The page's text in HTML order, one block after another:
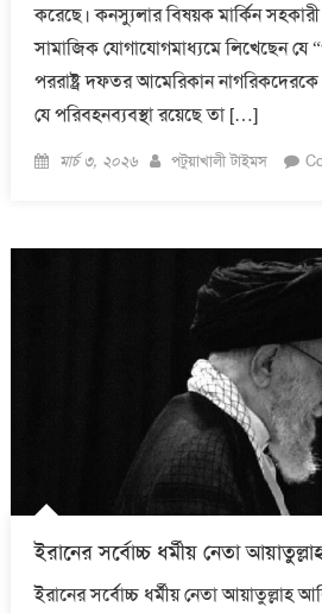
করেছে। কনস্যুলার বিষয়ক মার্কিন সহকারী
সামাজিক যোগাযোগমাধ্যমে লিখেছেন
পররাষ্ট্র দফতর আমেরিকান
যে পরিবহনব্যবস্থা রয়েছে তা […]
Posted
মার্চ ৩, ২০২৬ Author
পটুয়াখালী টাইমস
ইরানের সর্বোচ্চ ধর্মীয় নেতা
ইরানের সর্বোচ্চ ধর্মীয় নেতা আয়াতুল্লাহ